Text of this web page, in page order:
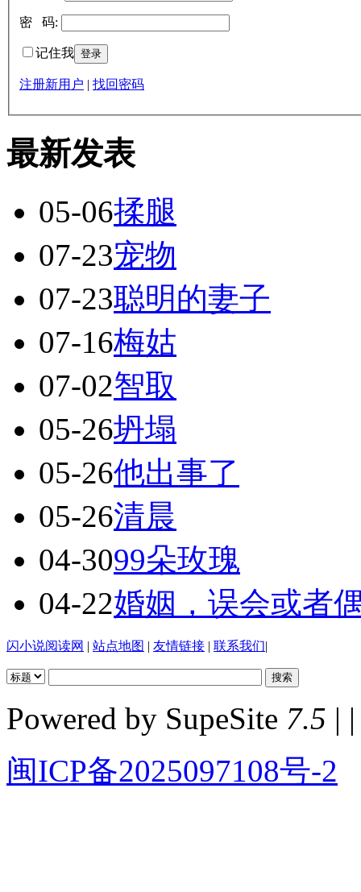
密 码:
记住我
注册新用户 | 找回密码
最新发表
05-06揉腿
07-23宠物
07-23聪明的妻子
07-16梅姑
07-02智取
05-26坍塌
05-26他出事了
05-26清晨
04-3099朵玫瑰
04-22婚姻，误会或者
闪小说阅读网 | 站点地图 | 友情链接 | 联系我们|
Powered by SupeSite 7.5 | |
闽ICP备2025097108号-2